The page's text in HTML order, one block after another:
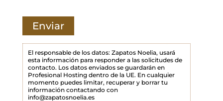
m
p
o
v
a
El responsable de los datos: Zapatos Noelia, usará
esta información para responder a las solicitudes de
contacto. Los datos enviados se guardarán en
Profesional Hosting dentro de la UE. En cualquier
momento puedes limitar, recuperar y borrar tu
información contactando con
info@zapatosnoelia.es